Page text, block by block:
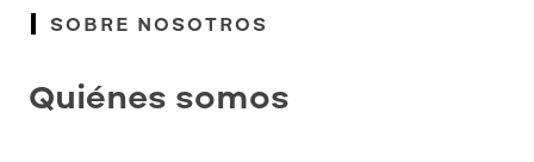
SOBRE NOSOTROS
Quiénes somos